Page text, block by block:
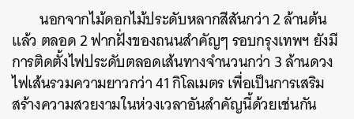
นอกจากไม้ดอกไม้ประดับหลากสีสันกว่า 2 ล้านต้น
แล้ว ตลอด 2 ฟากฝั่งของถนนสำคัญๆ รอบกรุงเทพฯ ยังมี
การติดตั้งไฟประดับตลอดเส้นทางจำนวนกว่า 3 ล้านดวง
ไฟเส้นรวมความยาวกว่า 41 กิโลเมตร เพื่อเป็นการเสริม
สร้างความสวยงามในห่วงเวลาอันสำคัญนี้ด้วยเช่นกัน